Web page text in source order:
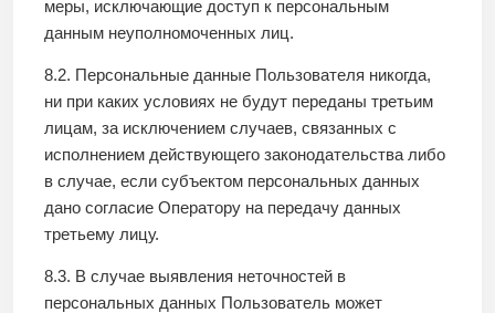
меры, исключающие доступ к персональным
данным неуполномоченных лиц.
8.2. Персональные данные Пользователя никогда,
ни при каких условиях не будут переданы третьим
лицам, за исключением случаев, связанных с
исполнением действующего законодательства либо
в случае, если субъектом персональных данных
дано согласие Оператору на передачу данных
третьему лицу.
8.3. В случае выявления неточностей в
персональных данных Пользователь может